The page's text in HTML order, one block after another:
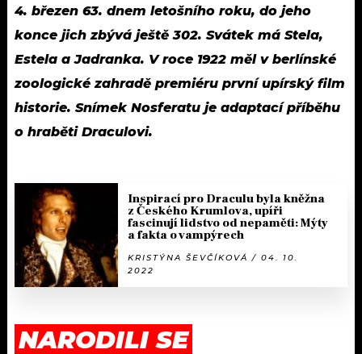
4. březen 63. dnem letošního roku, do jeho
konce jich zbývá ještě 302. Svátek má Stela,
Estela a Jadranka. V roce 1922 měl v berlínské
zoologické zahradě premiéru první upírský film
historie. Snímek Nosferatu je adaptací příběhu
o hraběti Draculovi.
Inspirací pro Draculu byla kněžna
z Českého Krumlova, upíři
fascinují lidstvo od nepaměti: Mýty
a fakta o vampýrech
KRISTÝNA ŠEVČÍKOVÁ / 04. 10.
2022
NARODILI SE